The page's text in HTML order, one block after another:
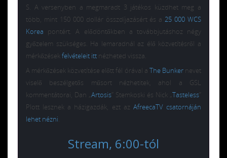
S. A versenyben a megmaradt 3 játékos küzdhet meg a
több, mint 150 000 dollár összdíjazásért és a25 000 WCS
Korea pontért. A elődöntőkben a továbbjutáshoz négy
győzelem szükséges. Ha lemaradnál az élő közvetítésről a
mérkőzésekfelvételeit itt nézheted vissza.
A mérkőzések közvetítése előtt fél órával a The Bunkernevet
viselő beszélgetős műsort nézhetitek, ahol a GSL
kommentátorai, Dan „Artosis ” Stemkoski és Nick „Tasteless
Plott lesznek a házigazdák, ezt az AfreecaTV csatornáján
lehet nézni.
Stream, 6:00-tól